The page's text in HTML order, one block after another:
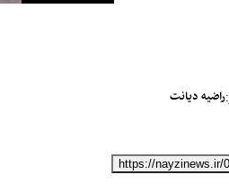
:راضیه دیانت
https://nayzinews.ir/